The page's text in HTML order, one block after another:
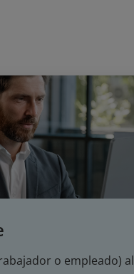
o empleado)